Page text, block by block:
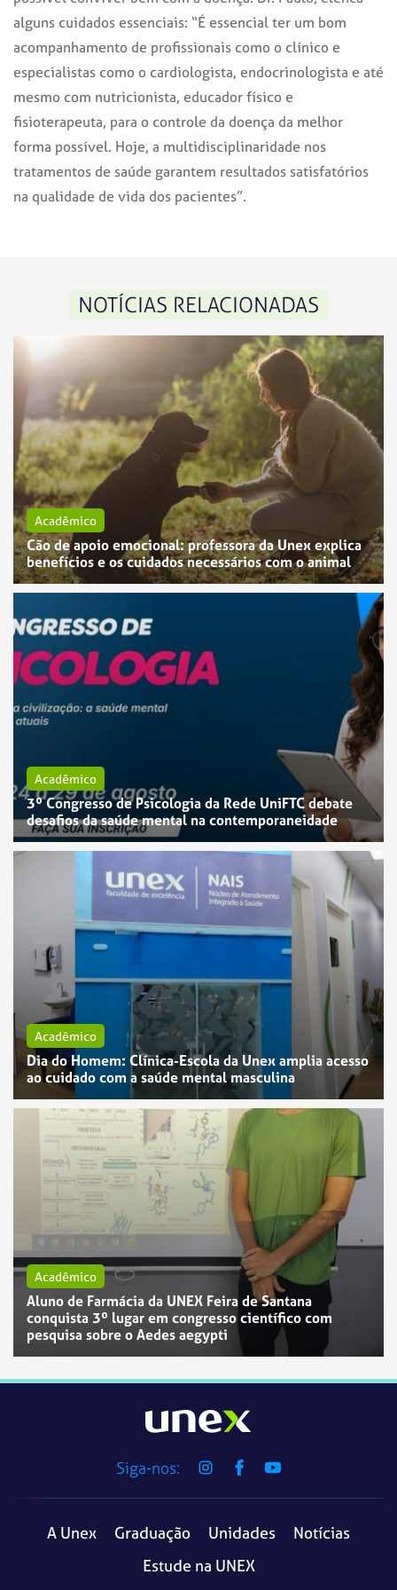
alguns cuidados essenciais: “É essencial ter um bom
acompanhamento de profissionais como o clínico e
especialistas como o cardiologista, endocrinologista e até
mesmo com nutricionista, educador físico e
fisioterapeuta, para o controle da doença da melhor
forma possível. Hoje, a multidisciplinaridade nos
tratamentos de saúde garantem resultados satisfatórios
na qualidade de vida dos pacientes”.
NOTÍCIAS RELACIONADAS
Acadêmico
Cão de apoio emocional: professora da Unex explica
benefícios e os cuidados necessários com o animal
Acadêmico
3º Congresso de Psicologia da Rede UniFTC debate
desafios da saúde mental na contemporaneidade
Acadêmico
Dia do Homem: Clínica-Escola da Unex amplia acesso
ao cuidado com a saúde mental masculina
Acadêmico
Aluno de Farmácia da UNEX Feira de Santana
conquista 3º lugar em congresso científico com
pesquisa sobre o Aedes aegypti
Siga-nos:
A Unex Graduação Unidades
Notícias
Estude na UNEX